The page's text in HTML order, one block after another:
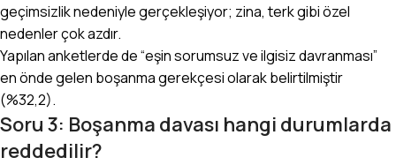
geçimsizlik nedeniyle gerçekleşiyor; zina, terk gibi özel
nedenler çok azdır.
Yapılan anketlerde de “eşin sorumsuz ve ilgisiz davranması”
en önde gelen boşanma gerekçesi olarak belirtilmiştir
(%32,2).
Soru 3: Boşanma davası hangi durumlarda
reddedilir?